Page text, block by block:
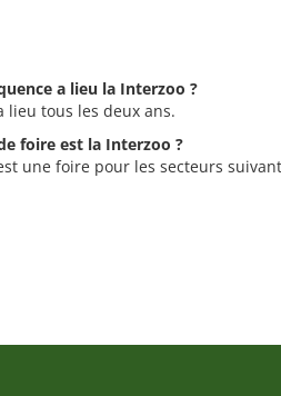
a lieu la Interzoo ?
lieu tous les deux ans.
foire est la Interzoo ?
une foire pour les secteurs